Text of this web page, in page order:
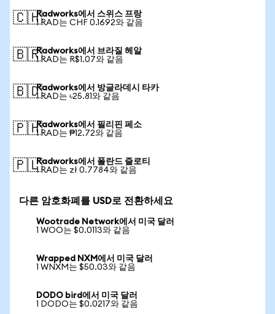
🇨🇭Radworks에서 스위스 프랑
1 RAD는 CHF 0.1692와 같음
🇧🇷Radworks에서 브라질 헤알
1 RAD는 R$1.07와 같음
🇧🇩Radworks에서 방글라데시 타카
1 RAD는 ৳25.81와 같음
🇵🇭Radworks에서 필리핀 페소
1 RAD는 ₱12.72와 같음
🇵🇱Radworks에서 폴란드 즐로티
1 RAD는 zł 0.7784와 같음
다른 암호화폐를 USD로 전환하세요
Wootrade Network에서 미국 달러
1 WOO는 $0.0113와 같음
Wrapped NXM에서 미국 달러
1 WNXM는 $50.03와 같음
DODO bird에서 미국 달러
1 DODO는 $0.0217와 같음